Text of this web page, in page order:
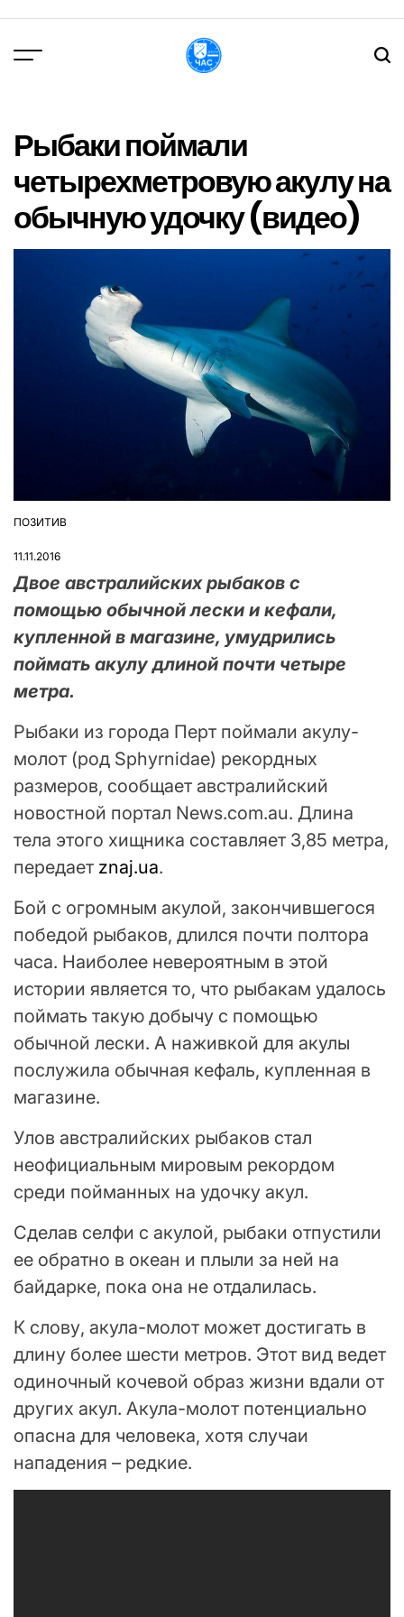
вмісту
Рыбаки поймали
четырехметровую акулу на
обычную удочку (видео)
ОПУБЛІКУВАТИ
ПОЗИТИВ
11.11.2016
Двое австралийских рыбаков с
помощью обычной лески и кефали,
купленной в магазине, умудрились
поймать акулу длиной почти четыре
метра.
Рыбаки из города Перт поймали акулу-
молот (род Sphyrnidae) рекордных
размеров, сообщает австралийский
новостной портал News.com.au. Длина
тела этого хищника составляет 3,85 метра,
передает znaj.ua.
Бой с огромным акулой, закончившегося
победой рыбаков, длился почти полтора
часа. Наиболее невероятным в этой
истории является то, что рыбакам удалось
поймать такую ​​добычу с помощью
обычной лески. А наживкой для акулы
послужила обычная кефаль, купленная в
магазине.
Улов австралийских рыбаков стал
неофициальным мировым рекордом
среди пойманных на удочку акул.
Сделав селфи с акулой, рыбаки отпустили
ее обратно в океан и плыли за ней на
байдарке, пока она не отдалилась.
К слову, акула-молот может достигать в
длину более шести метров. Этот вид ведет
одиночный кочевой образ жизни вдали от
других акул. Акула-молот потенциально
опасна для человека, хотя случаи
нападения – редкие.